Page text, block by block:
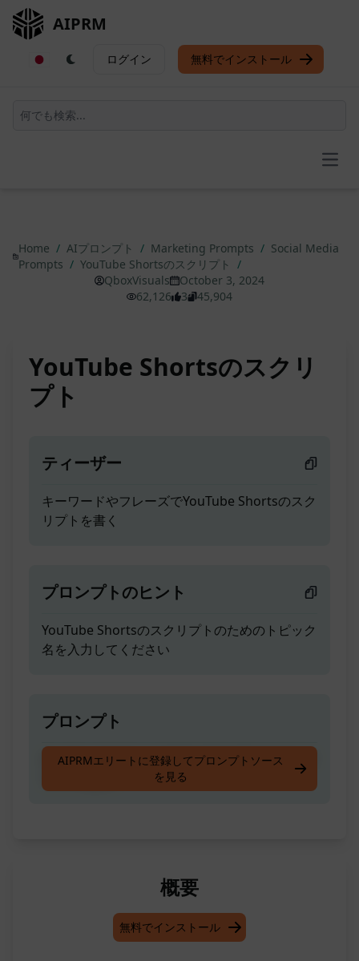
AIPRM
ログイン 無料でインストール
Home / AIプロンプト / Marketing Prompts / Social Media
Prompts / YouTube Shortsのスクリプト
/
QboxVisuals
October 3, 2024
62,126
3 45,904
YouTube Shortsのスクリ
プト
ティーザー
キーワードやフレーズでYouTube Shortsのスク
リプトを書く
プロンプトのヒント
YouTube Shortsのスクリプトのためのトピック
名を入力してください
プロンプト
キーワードやフレーズでYouTube Shortsのスク
AIPRMエリートに登録してプロンプトソース
を見る
概要
無料でインストール